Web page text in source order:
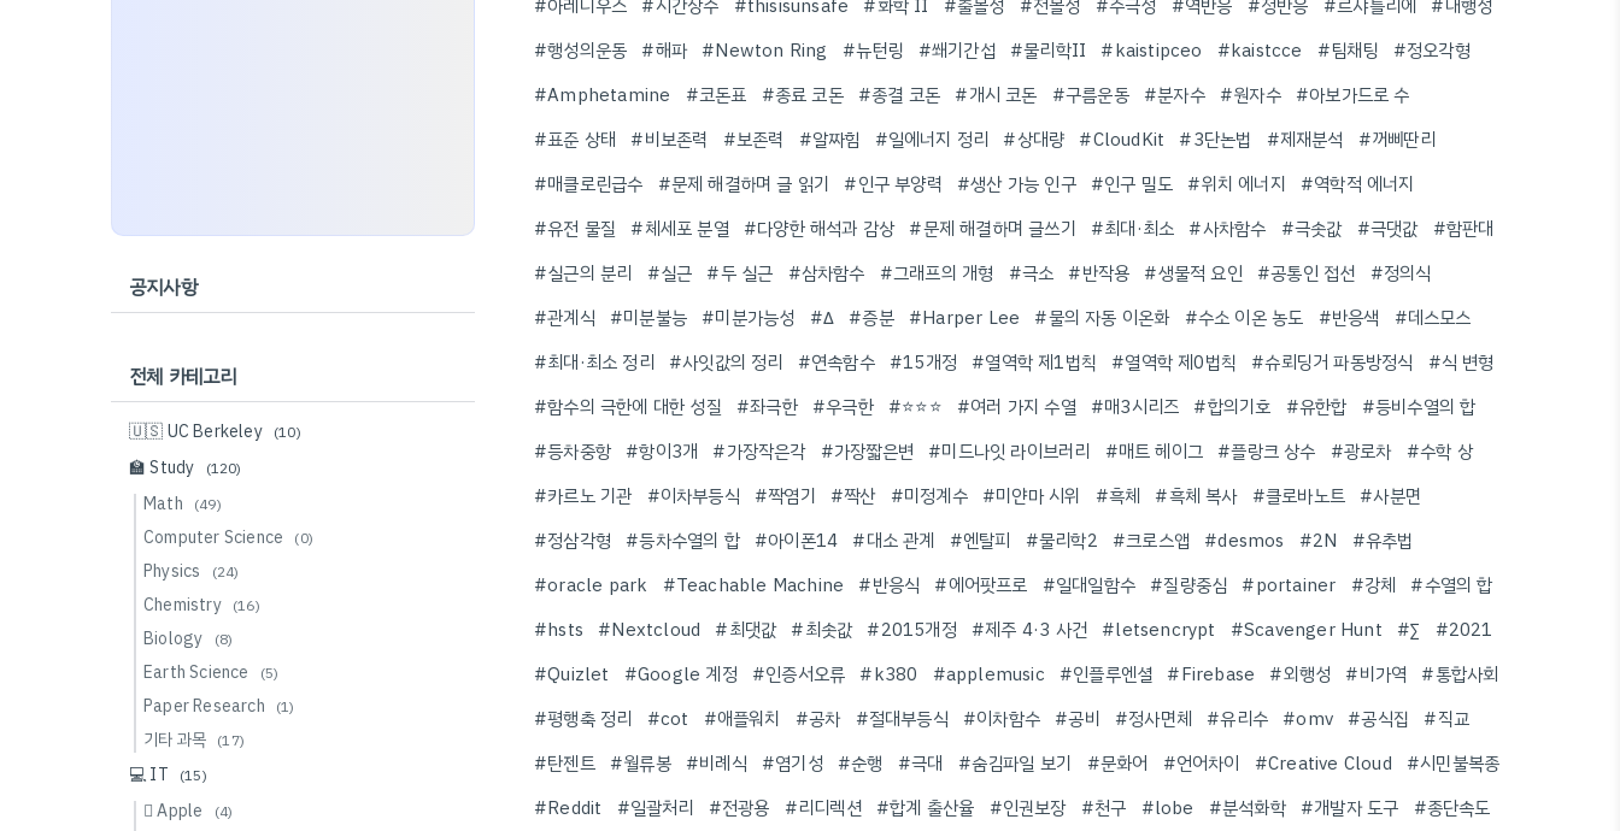
#아레니우스 #시간상수 #thisisunsafe #화학 II #출몰성 #전몰성 #주극성 #역반응 #정반응 #르샤틀리에
#내행성
#행성의운동 #해파 #Newton Ring #뉴턴링 #쐐기간섭 #물리학II #kaistipceo #kaistcce #팀채팅
#정오각형
#Amphetamine
#코돈표 #종료 코돈 #종결 코돈 #개시 코돈 #구름운동 #분자수 #원자수 #아보가드로 수
#표준 상태
#비보존력 #보존력 #알짜힘 #일에너지 정리 #상대량 #CloudKit #3단논법 #제재분석
#꺼삐딴리
#매클로린급수
#문제 해결하며 글 읽기 #인구 부양력 #생산 가능 인구 #인구 밀도 #위치 에너지
#역학적 에너지
#유전 물질
#체세포 분열 #다양한 해석과 감상 #문제 해결하며 글쓰기 #최대·최소 #사차함수 #극솟값 #극댓값
#함판대
#실근의 분리
#실근 #두 실근 #삼차함수 #그래프의 개형 #극소 #반작용 #생물적 요인 #공통인 접선
#정의식
#관계식
#미분불능 #미분가능성 #Δ #증분 #Harper Lee #물의 자동 이온화 #수소 이온 농도 #반응색
#데스모스
#최대·최소 정리
#사잇값의 정리 #연속함수 #15개정 #열역학 제1법칙 #열역학 제0법칙 #슈뢰딩거 파동방정식
#식 변형
#함수의 극한에 대한 성질
#좌극한 #우극한 #⭐️⭐️⭐️ #여러 가지 수열 #매3시리즈 #합의기호 #유한합
#등비수열의 합
#등차중항 #항이3개 #가장작은각 #가장짧은변 #미드나잇 라이브러리 #매트 헤이그 #플랑크 상수 #광로차
#수학 상
#카르노 기관
#이차부등식 #짝염기 #짝산 #미정계수 #미얀마 시위 #흑체 #흑체 복사 #클로바노트 #사분면
#정삼각형
#등차수열의 합 #아이폰14 #대소 관계 #엔탈피 #물리학2 #크로스앱 #desmos #2N
#유추법
#oracle park
#Teachable Machine #반응식 #에어팟프로 #일대일함수 #질량중심 #portainer #강체
#수열의 합
#hsts
#Nextcloud #최댓값 #최솟값 #2015개정 #제주 4·3 사건 #letsencrypt #Scavenger Hunt #∑
#2021
#Quizlet
#Google 계정 #인증서오류 #k380 #applemusic #인플루엔셜 #Firebase #외행성 #비가역
#통합사회
#평행축 정리
#cot #애플워치 #공차 #절대부등식 #이차함수 #공비 #정사면체 #유리수 #omv #공식집
#직교
#탄젠트 #월류봉 #비례식 #염기성 #순행 #극대 #숨김파일 보기 #문화어 #언어차이 #Creative Cloud
#시민불복종
#Reddit
#일괄처리 #전광용 #리디렉션 #합계 출산율 #인권보장 #천구 #lobe #분석화학 #개발자 도구
#종단속도
공지사항
전체 카테고리
🇺🇸 UC Berkeley (10)
🏫 Study (120)
Math (49)
Computer Science (0)
Physics (24)
Chemistry (16)
Biology (8)
Earth Science (5)
Paper Research (1)
기타 과목 (17)
💻 IT (15)
 Apple (4)